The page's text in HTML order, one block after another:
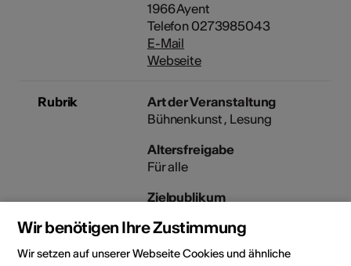
1966 Ayent
Telefon 0273985043
E-Mail
Webseite
Rubrik
Art der Veranstaltung
Bühnenkunst Lesung
Altersfreigabe
Für alle
Zielpublikum
Wir benötigen Ihre Zustimmung
Wir setzen auf unserer Webseite Cookies und ähnliche